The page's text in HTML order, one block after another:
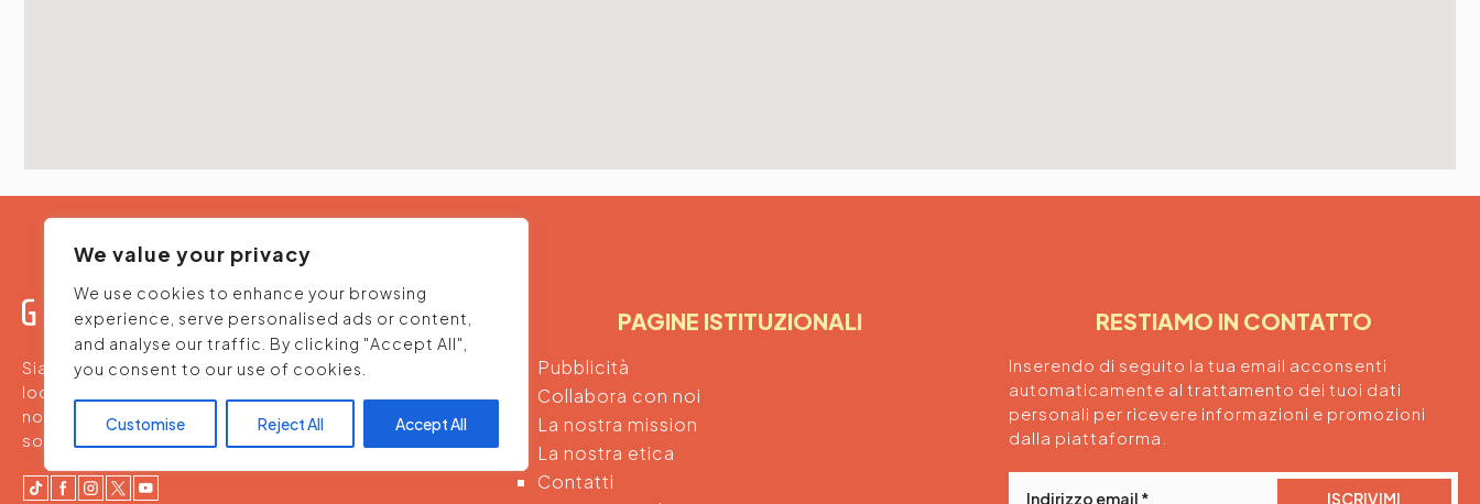
We value your privacy
We use cookies to enhance your browsing
experience, serve personalised ads or content,
and analyse our traffic. By clicking "Accept All",
you consent to our use of cookies.
Customise Reject All Accept All
Siamo un team che propone ristoranti, pizzerie e
location per aperitivi - ideali al nostro palato e alle
nostre tasche, con attenzione alle nostre tradizioni,
soprattutto nelle porzioni.
PAGINE ISTITUZIONALI
Pubblicità
Collabora con noi
La nostra mission
La nostra etica
Contatti
RESTIAMO IN CONTATTO
Inserendo di seguito la tua email acconsenti
automaticamente al trattamento dei tuoi dati
personali per ricevere informazioni e promozioni
dalla piattaforma.